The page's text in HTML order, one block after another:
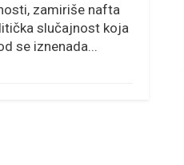
zamiriše nafta
slučajnost koja
se iznenada...